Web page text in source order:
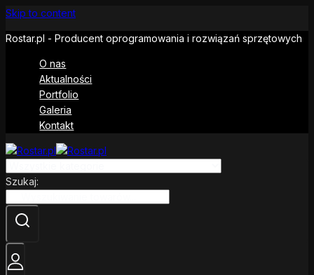
Skip to content
Rostar.pl - Producent oprogramowania i rozwiązań sprzętowych
O nas
Aktualności
Portfolio
Galeria
Kontakt
Szukaj: